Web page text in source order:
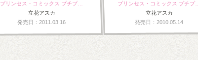
プリンセス・コミックス プチプ…
立花アスカ
発売日：2011.03.16
プリンセス・コミックス プチプ…
立花アスカ
発売日：2010.05.14